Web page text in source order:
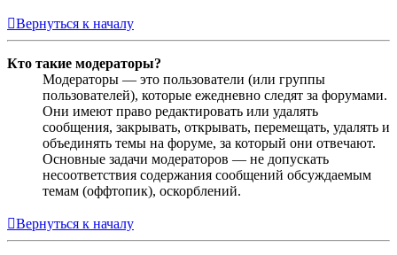
Вернуться к началу
Кто такие модераторы?
Модераторы — это пользователи (или группы
пользователей), которые ежедневно следят за форумами.
Они имеют право редактировать или удалять
сообщения, закрывать, открывать, перемещать, удалять и
объединять темы на форуме, за который они отвечают.
Основные задачи модераторов — не допускать
несоответствия содержания сообщений обсуждаемым
темам (оффтопик), оскорблений.
Вернуться к началу